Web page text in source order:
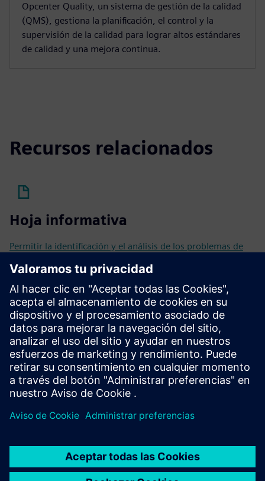
Opcenter Quality, un sistema de gestión de la calidad
(QMS), gestiona la planificación, el control y la
supervisión de la calidad para lograr altos estándares
de calidad y una mejora continua.
Recursos relacionados
Hoja informativa
Permitir la identificación y el análisis de los problemas de
Seminario web
Trusted Traceability: siga el café preparado en frío de la
granja a la mesa durante toda la colaboración en la cadena
de suministro